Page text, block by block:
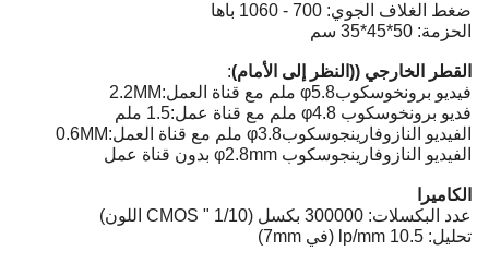
ضغط الغلاف الجوي: 700 - 1060 باها
الحزمة: 50*45*35 سم
القطر الخارجي ((النظر إلى الأمام):
فيديو برونخوسكوبφ5.8 ملم مع قناة العمل:2.2MM
فديو برونخوسكوب φ4.8 ملم مع قناة عمل:1.5 ملم
الفيديو النازوفارينجوسكوبφ3.8 ملم مع قناة العمل:0.6MM
الفيديو النازوفارينجوسكوب φ2.8mm بدون قناة عمل
الكاميرا
عدد البكسلات: 300000 بكسل (1/10 " CMOS اللون)
تحليل: 10.5 lp/mm (في 7mm)